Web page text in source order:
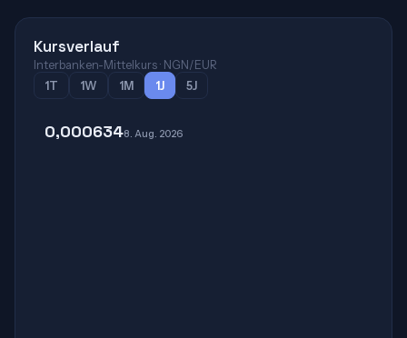
Kursverlauf
Interbanken-Mittelkurs · NGN/EUR
1T
1W 1M 1J 5J
0,0006348. Aug. 2026